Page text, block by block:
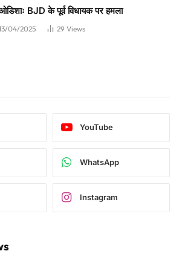
BJD के पूर्व विधायक पर हमला
04/2025 29 Views
YouTube
WhatsApp
Instagram